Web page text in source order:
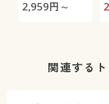
ト・速乾・洗
2,959円～
関連する